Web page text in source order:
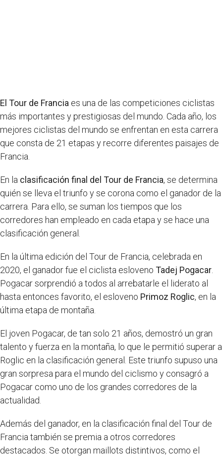
El Tour de Francia es una de las competiciones ciclistas
más importantes y prestigiosas del mundo. Cada año, los
mejores ciclistas del mundo se enfrentan en esta carrera
que consta de 21 etapas y recorre diferentes paisajes de
Francia.
En la clasificación final del Tour de Francia, se determina
quién se lleva el triunfo y se corona como el ganador de la
carrera. Para ello, se suman los tiempos que los
corredores han empleado en cada etapa y se hace una
clasificación general.
En la última edición del Tour de Francia, celebrada en
2020, el ganador fue el ciclista esloveno Tadej Pogacar
Pogacar sorprendió a todos al arrebatarle el liderato al
hasta entonces favorito, el esloveno Primoz Roglic, en la
última etapa de montaña.
El joven Pogacar, de tan solo 21 años, demostró un gran
talento y fuerza en la montaña, lo que le permitió superar a
Roglic en la clasificación general. Este triunfo supuso una
gran sorpresa para el mundo del ciclismo y consagró a
Pogacar como uno de los grandes corredores de la
actualidad.
Además del ganador, en la clasificación final del Tour de
Francia también se premia a otros corredores
destacados. Se otorgan maillots distintivos, como el